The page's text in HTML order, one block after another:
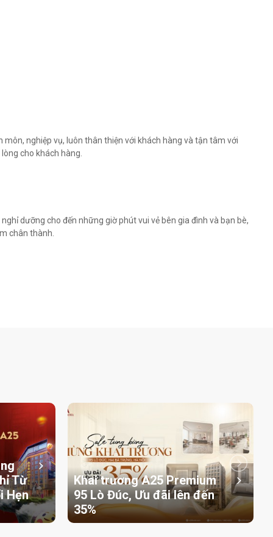
nghiệp vụ, luôn thân thiện với khách hàng và tận tâm với
cho khách hàng.
dưỡng cho đến những giờ phút vui vẻ bên gia đình và bạn bè,
chân thành.
Từ
Hẹn
Khai trương A25 Premium
95 Lò Đúc, Ưu đãi lên đến
35%